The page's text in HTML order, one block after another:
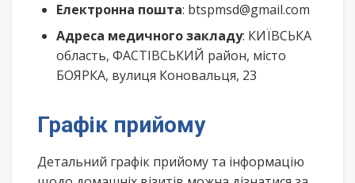
Електронна пошта: btspmsd@gmail.com
Адреса медичного закладу: КИЇВСЬКА
область, ФАСТІВСЬКИЙ район, місто
БОЯРКА, вулиця Коновальця, 23
Графік прийому
Детальний графік прийому та інформацію